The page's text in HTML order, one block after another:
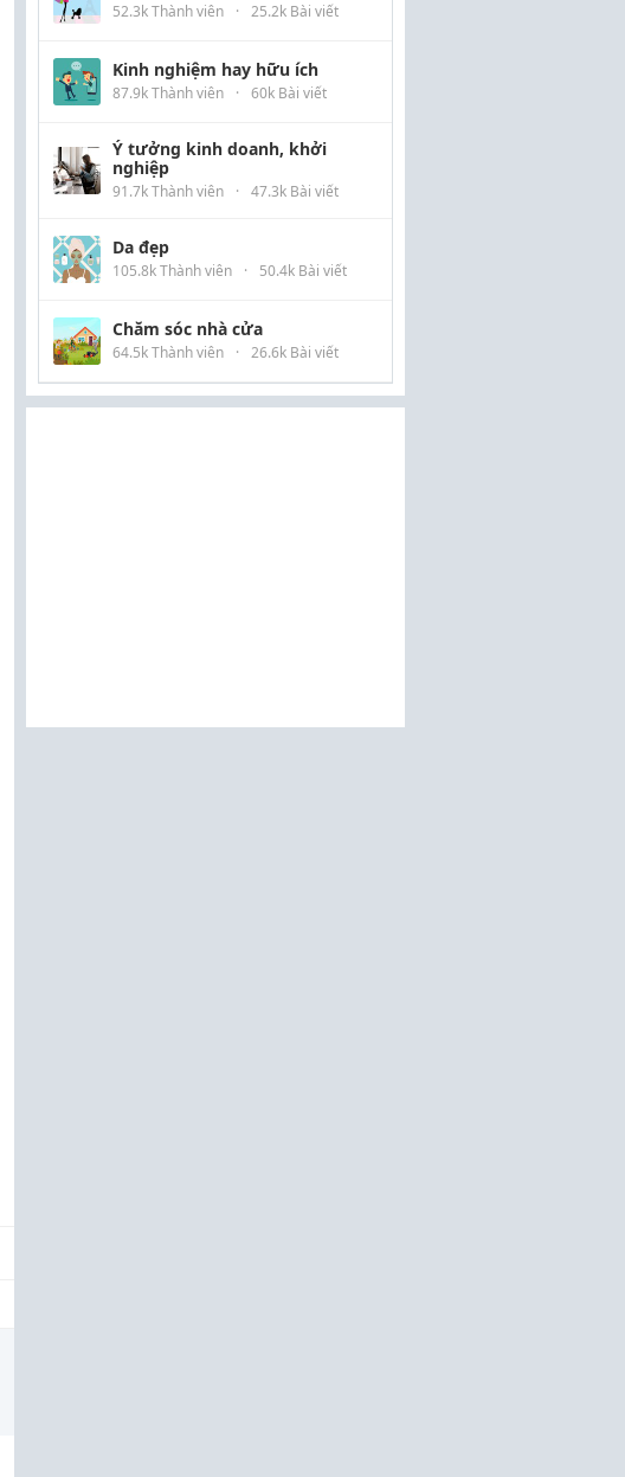
52.3k Thành viên · 25.2k Bài viết
Kinh nghiệm hay hữu ích
87.9k Thành viên · 60k Bài viết
Ý tưởng kinh doanh, khởi
nghiệp
91.7k Thành viên · 47.3k Bài viết
Da đẹp
105.8k Thành viên · 50.4k Bài viết
Chăm sóc nhà cửa
64.5k Thành viên · 26.6k Bài viết